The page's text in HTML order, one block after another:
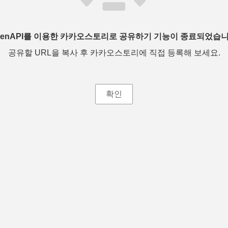
를 이용한 카카오스토리로 공유하기 기능이 종료되었습
공유할 URL을 복사 후 카카오스토리에 직접 등록해 보세요.
확인